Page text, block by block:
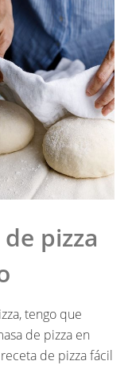
pizza
tengo que
de pizza en
de pizza fácil